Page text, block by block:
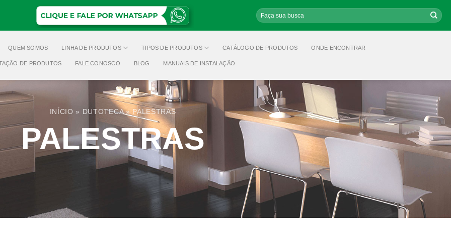
Pesquisar
por:
QUEM SOMOS LINHA DE PRODUTOS TIPOS DE PRODUTOS CATÁLOGO DE PRODUTOS ONDE ENCONTRAR
DE PRODUTOS FALE CONOSCO BLOG MANUAIS DE INSTALAÇÃO
INÍCIO » DUTOTECA » PALESTRAS
PALESTRAS